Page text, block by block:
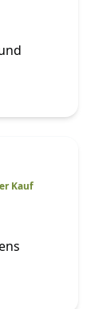
Kauf